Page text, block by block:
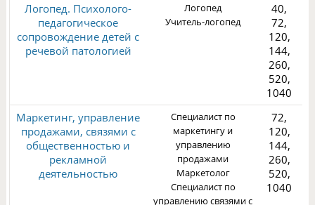
Логопед. Психолого-
педагогическое
сопровождение детей с
речевой патологией
Логопед
Учитель-логопед
40,
72,
120,
144,
260,
520,
1040
Маркетинг, управление
продажами, связями с
общественностью и
рекламной
деятельностью
Специалист по
маркетингу и
управлению
продажами
Маркетолог
Специалист по
управлению связями с
72,
120,
144,
260,
520,
1040